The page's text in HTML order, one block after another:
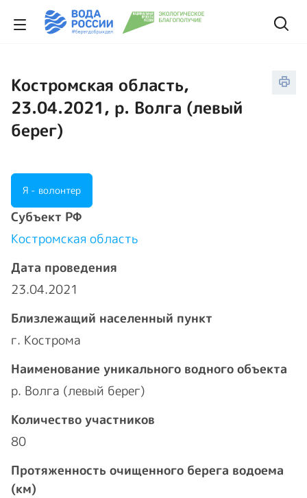
Костромская область,
23.04.2021, р. Волга (левый
берег)
Я - волонтер
Cубъект РФ
Костромская область
Дата проведения
23.04.2021
Близлежащий населенный пункт
г. Кострома
Наименование уникального водного объекта
р. Волга (левый берег)
Количество участников
80
Протяженность очищенного берега водоема
(км)